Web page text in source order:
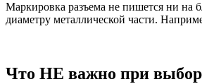
Маркировка разъема не пишется ни на
диаметру металлической части.
Что НЕ важно при